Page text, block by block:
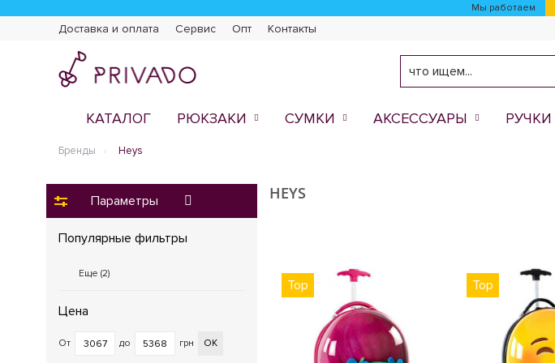
Мы работаем
Доставка и оплата Сервис Опт Контакты
КАТАЛОГ РЮКЗАКИ СУМКИ АКСЕССУАРЫ РУЧКИ
Бренды Heys
Параметры
Популярные фильтры
Еще (2)
Цена
От до грн ОК
HEYS
Top Top